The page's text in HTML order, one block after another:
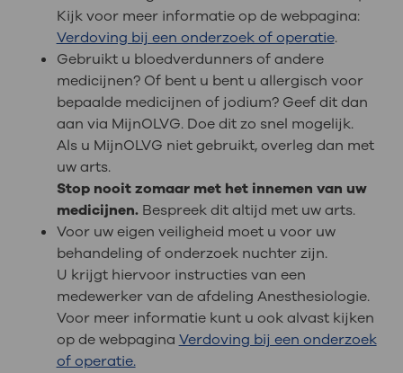
Kijk voor meer informatie op de webpagina:
Verdoving bij een onderzoek of operatie.
Gebruikt u bloedverdunners of andere
medicijnen? Of bent u bent u allergisch voor
bepaalde medicijnen of jodium? Geef dit dan
aan via MijnOLVG. Doe dit zo snel mogelijk.
Als u MijnOLVG niet gebruikt, overleg dan met
uw arts.
Stop nooit zomaar met het innemen van uw
medicijnen.Bespreek dit altijd met uw arts.
Voor uw eigen veiligheid moet u voor uw
behandeling of onderzoek nuchter zijn.
U krijgt hiervoor instructies van een
medewerker van de afdeling Anesthesiologie.
Voor meer informatie kunt u ook alvast kijken
op de webpagina Verdoving bij een onderzoek
of operatie.